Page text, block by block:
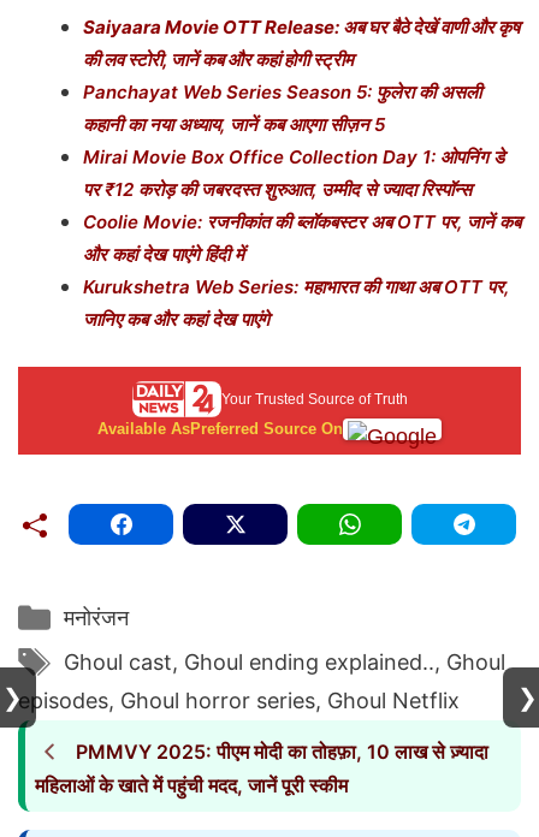
Saiyaara Movie OTT Release: अब घर बैठे देखें वाणी और कृष
की लव स्टोरी, जानें कब और कहां होगी स्ट्रीम
Panchayat Web Series Season 5: फुलेरा की असली
कहानी का नया अध्याय, जानें कब आएगा सीज़न 5
Mirai Movie Box Office Collection Day 1: ओपनिंग डे
पर ₹12 करोड़ की जबरदस्त शुरुआत, उम्मीद से ज्यादा रिस्पॉन्स
Coolie Movie: रजनीकांत की ब्लॉकबस्टर अब OTT पर, जानें कब
और कहां देख पाएंगे हिंदी में
Kurukshetra Web Series: महाभारत की गाथा अब OTT पर,
जानिए कब और कहां देख पाएंगे
Your Trusted Source of Truth
Available AsPreferred Source On
Categories
मनोरंजन
Tags
Ghoul cast, Ghoul ending explained.., Ghoul
episodes, Ghoul horror series, Ghoul Netflix
PMMVY 2025: पीएम मोदी का तोहफ़ा, 10 लाख से ज़्यादा
महिलाओं के खाते में पहुंची मदद, जानें पूरी स्कीम
❯ ❯